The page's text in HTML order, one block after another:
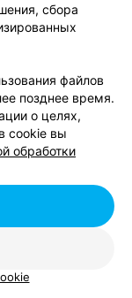
студентов
сбора
файлов
позднее время.
о целях,
cookie вы
обработки